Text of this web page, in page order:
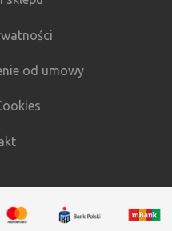
od umowy